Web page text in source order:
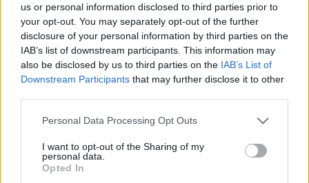
us or personal information disclosed to third parties prior to
your opt-out. You may separately opt-out of the further
disclosure of your personal information by third parties on the
IAB’s list of downstream participants. This information may
also be disclosed by us to third parties on the IAB’s List of
Downstream Participants that may further disclose it to other
Please note that this website/app uses one or more Google
not limited to your visit or usage behaviour. You may click to
grant or deny consent to Google and its third-party tags to
use your data for below specified purposes in below Google
Personal Data Processing Opt Outs
I want to opt-out of the Sharing of my
personal data.
Opted In
Gyárleállításokkal és átszervezett
termeléssel tehermentesíti a
villamosenergia-rendszert a STRABAG
Országos hírek
Szakirányú továbbképzésekkel segíti
a Gál Ferenc Egyetem